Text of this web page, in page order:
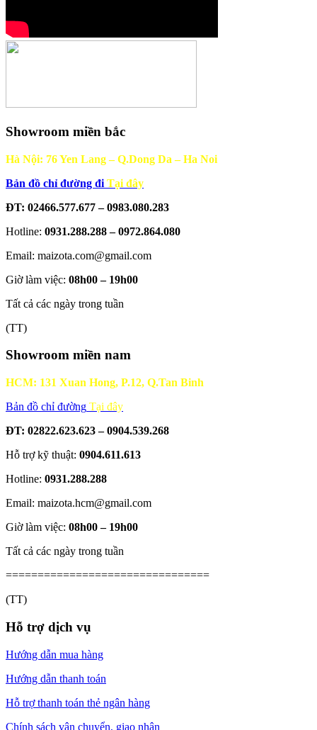
Showroom miền bắc
Hà Nội: 76 Yen Lang – Q.Dong Da – Ha Noi
Bản đồ chỉ đường đi Tại đây
ĐT: 02466.577.677 – 0983.080.283
Hotline: 0931.288.288 – 0972.864.080
Email: maizota.com@gmail.com
Giờ làm việc: 08h00 – 19h00
Tất cả các ngày trong tuần
(TT)
Showroom miền nam
HCM: 131 Xuan Hong, P.12, Q.Tan Binh
Bản đồ chỉ đường Tại đây
ĐT: 02822.623.623 – 0904.539.268
Hỗ trợ kỹ thuật: 0904.611.613
Hotline: 0931.288.288
Email: maizota.hcm@gmail.com
Giờ làm việc: 08h00 – 19h00
Tất cả các ngày trong tuần
================================
(TT)
Hỗ trợ dịch vụ
Hướng dẫn mua hàng
Hướng dẫn thanh toán
Hỗ trợ thanh toán thẻ ngân hàng
Chính sách vận chuyển, giao nhận